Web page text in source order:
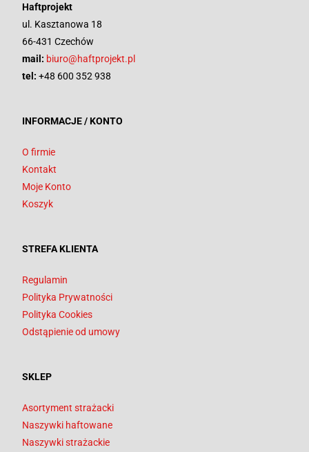
Haftprojekt
ul. Kasztanowa 18
66-431 Czechów
mail: biuro@haftprojekt.pl
tel: +48 600 352 938
INFORMACJE / KONTO
O firmie
Kontakt
Moje Konto
Koszyk
STREFA KLIENTA
Regulamin
Polityka Prywatności
Polityka Cookies
Odstąpienie od umowy
SKLEP
Asortyment strażacki
Naszywki haftowane
Naszywki strażackie